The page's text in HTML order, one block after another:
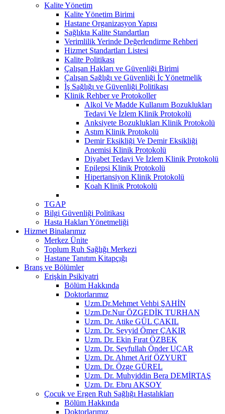
Kalite Yönetim
Kalite Yönetim Birimi
Hastane Organizasyon Yapısı
Sağlıkta Kalite Standartları
Verimlilik Yerinde Değerlendirme Rehberi
Hizmet Standartları Listesi
Kalite Politikası
Çalışan Hakları ve Güvenliği Birimi
Çalışan Sağlığı ve Güvenliği İç Yönetmelik
İş Sağlığı ve Güvenliği Politikası
Klinik Rehber ve Protokoller
Alkol Ve Madde Kullanım Bozuklukları
Tedavi Ve İzlem Klinik Protokolü
Anksiyete Bozuklukları Klinik Protokolü
Astım Klinik Protokolü
Demir Eksikliği Ve Demir Eksikliği
Anemisi Klinik Protokolü
Diyabet Tedavi Ve İzlem Klinik Protokolü
Epilepsi Klinik Protokolü
Hipertansiyon Klinik Protokolü
Koah Klinik Protokolü
TGAP
Bilgi Güvenliği Politikası
Hasta Hakları Yönetmeliği
Hizmet Binalarımız
Merkez Ünite
Toplum Ruh Sağlığı Merkezi
Hastane Tanıtım Kitapçığı
Branş ve Bölümler
Erişkin Psikiyatri
Bölüm Hakkında
Doktorlarımız
Uzm.Dr.Mehmet Vehbi ŞAHİN
Uzm.Dr.Nur ÖZGEDİK TURHAN
Uzm. Dr. Atike GÜL ÇAKIL
Uzm. Dr. Seyyid Ömer ÇAKIR
Uzm. Dr. Ekin Fırat ÖZBEK
Uzm. Dr. Seyfullah Önder UÇAR
Uzm. Dr. Ahmet Arif ÖZYURT
Uzm. Dr. Özge GÜREL
Uzm. Dr. Muhyiddin Bera DEMİRTAŞ
Uzm. Dr. Ebru AKSOY
Çocuk ve Ergen Ruh Sağlığı Hastalıkları
Bölüm Hakkında
Doktorlarımız